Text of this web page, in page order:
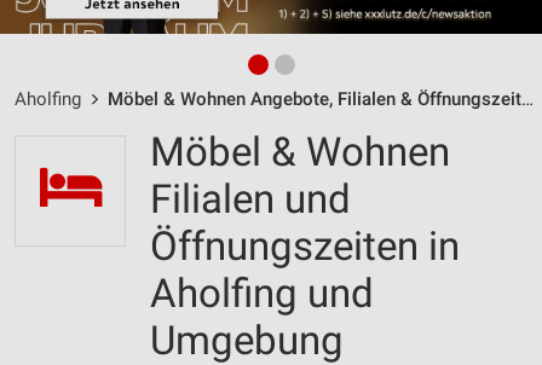
Aholfing Möbel & Wohnen Angebote, Filialen & Öffnungszeiten
Möbel & Wohnen
Filialen und
Öffnungszeiten in
Aholfing und
Umgebung